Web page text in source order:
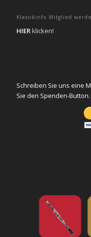
Klassikinfo Mitglied
HIER klicken!
Schreiben Sie uns eine
Sie den Spenden-